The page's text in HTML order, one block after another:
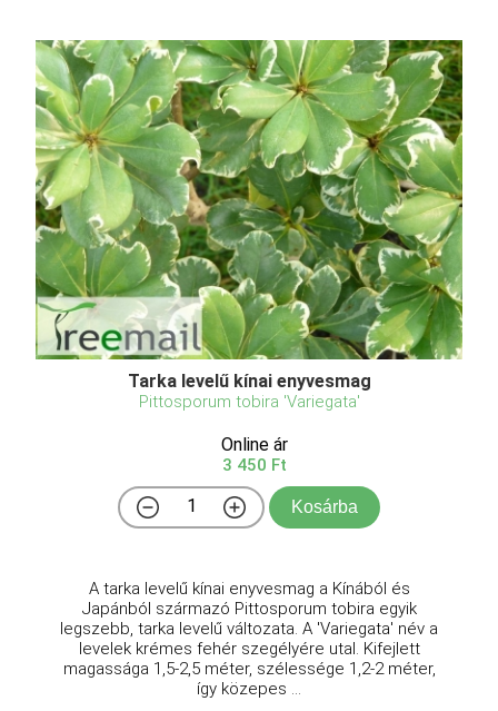
Tarka levelű kínai enyvesmag
Pittosporum tobira 'Variegata'
Online ár
3 450 Ft
Kosárba
A tarka levelű kínai enyvesmag a Kínából és
Japánból származó Pittosporum tobira egyik
legszebb, tarka levelű változata. A 'Variegata' név a
levelek krémes fehér szegélyére utal. Kifejlett
magassága 1,5-2,5 méter, szélessége 1,2-2 méter,
így közepes ...